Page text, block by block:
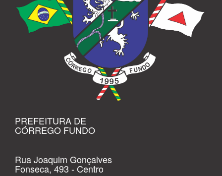
PREFEITURA DE
CÓRREGO FUNDO
Rua Joaquim Gonçalves
Fonseca, 493 - Centro